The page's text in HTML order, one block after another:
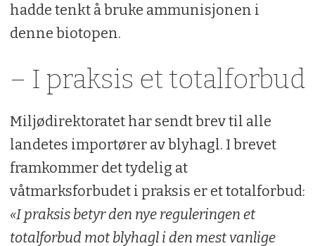
hadde tenkt å bruke ammunisjonen i
denne biotopen.
– I praksis et totalforbud
Miljødirektoratet har sendt brev til alle
landetes importører av blyhagl. I brevet
framkommer det tydelig at
våtmarksforbudet i praksis er et totalforbud:
«I praksis betyr den nye reguleringen et
totalforbud mot blyhagl i den mest vanlige